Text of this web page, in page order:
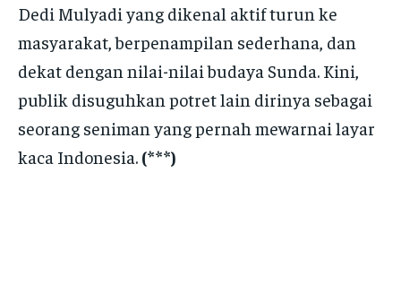
Dedi Mulyadi yang dikenal aktif turun ke
masyarakat, berpenampilan sederhana, dan
dekat dengan nilai-nilai budaya Sunda. Kini,
publik disuguhkan potret lain dirinya sebagai
seorang seniman yang pernah mewarnai layar
kaca Indonesia. (***)